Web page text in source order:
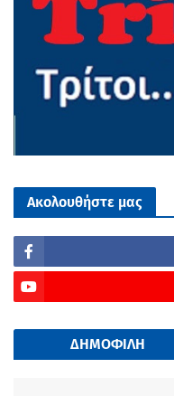
Ακολουθήστε μας
ΔΗΜΟΦΙΛΗ